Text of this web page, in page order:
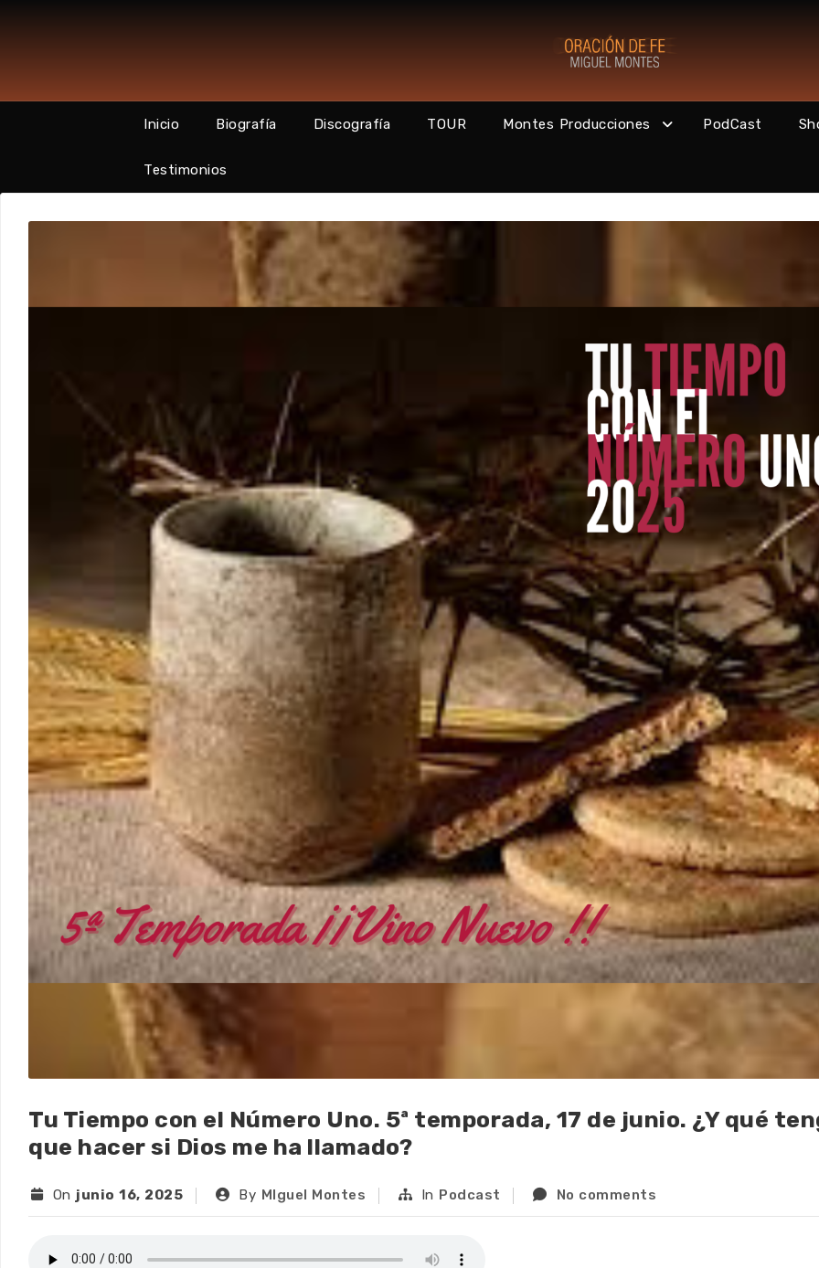
Inicio Biografía Discografía TOUR Montes Producciones PodCast
Testimonios
Tu Tiempo con el Número Uno. 5ª temporada, 17 de junio. ¿Y qué
que hacer si Dios me ha llamado?
On junio 16, 2025 By MIguel Montes In Podcast No comments